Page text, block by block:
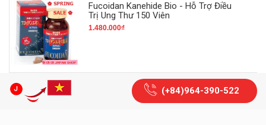
Fucoidan Kanehide Bio - Hỗ Trợ Điều
Trị Ung Thư 150 Viên
1.480.000₫
(+84)964-390-522